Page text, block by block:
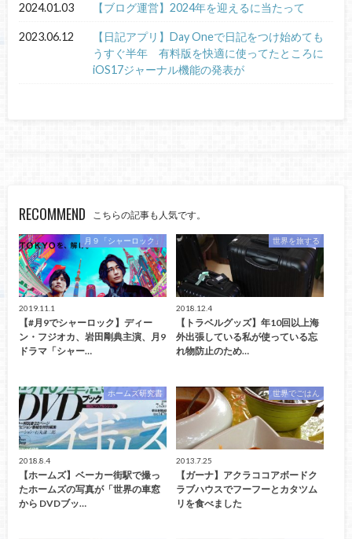
2024.01.03 【ブログ運営】2024年を迎えるに当たって
2023.06.12
【日記アプリ】Day Oneで日記をつけ始めても
うすぐ半年 有料版を快適に使ってたところに
iOS17ジャーナル機能の発表が
RECOMMEND こちらの記事も人気です。
月９「シャーロック」
2019.11.1
【#月9でシャーロック】ディー
ン・フジオカ、岩田剛典主演、月9
ドラマ「シャー…
世界を旅する
2018.12.4
【トラベルグッズ】年10回以上海
外出張している私が使っている忘
れ物防止のため…
ホームズ研究書
2018.8.4
【ホームズ】ベーカー街駅で撮っ
たホームズの写真が「世界の車窓
から DVDブッ…
世界でごはん
2013.7.25
【ガーナ】アクラココアボードク
ラブハウスでフーフーとカタツム
リを食べました